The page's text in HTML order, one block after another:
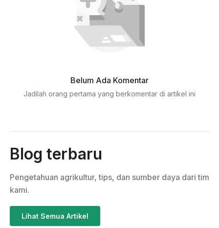
Belum Ada Komentar
Jadilah orang pertama yang berkomentar di artikel ini
Blog terbaru
Pengetahuan agrikultur, tips, dan sumber daya dari tim
kami.
Lihat Semua Artikel